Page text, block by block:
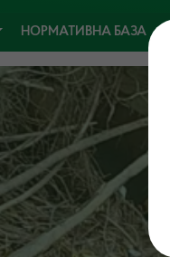
НОРМАТИВНА БАЗА